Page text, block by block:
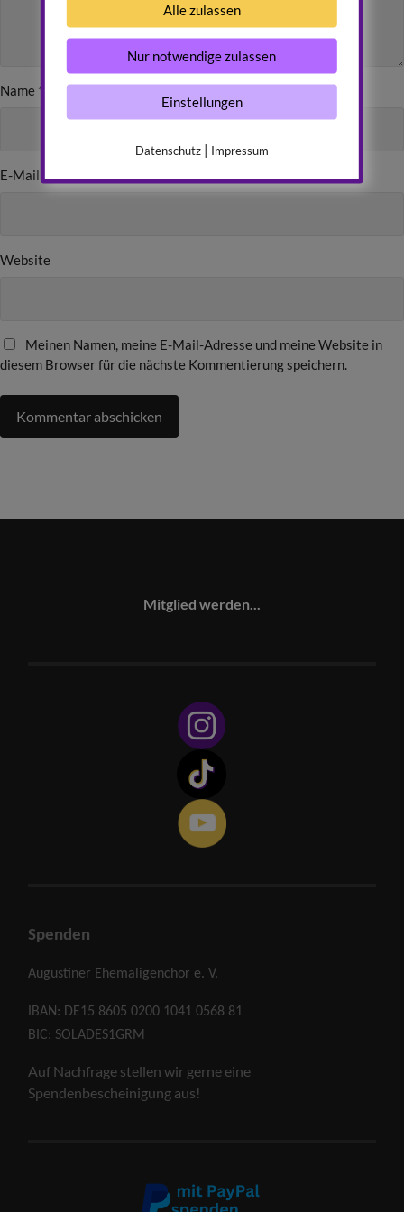
Name *
E-Mail *
Website
Meinen Namen, meine E-Mail-Adresse und meine Website in
diesem Browser für die nächste Kommentierung speichern.
Mitglied werden...
Spenden
Augustiner Ehemaligenchor e. V.
IBAN: DE15 8605 0200 1041 0568 81
BIC: SOLADES1GRM
Auf Nachfrage stellen wir gerne eine
Spendenbescheinigung aus!
Alle zulassen
Nur notwendige zulassen
Einstellungen
Datenschutz| Impressum